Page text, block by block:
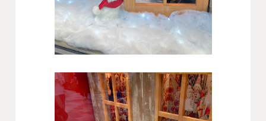
アクセス
採用情報
協力会社・スタッフ募集
お問い合わせ